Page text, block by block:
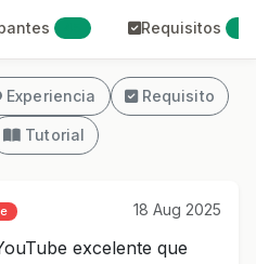
Requisitos
Experiencia Requisito
Tutorial
18 Aug 2025
excelente que